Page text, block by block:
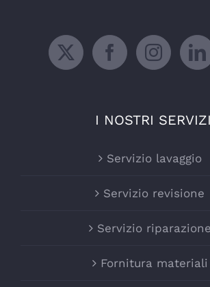
I NOSTRI SERVIZI
Servizio lavaggio
Servizio revisione
Servizio riparazione
Fornitura materiali